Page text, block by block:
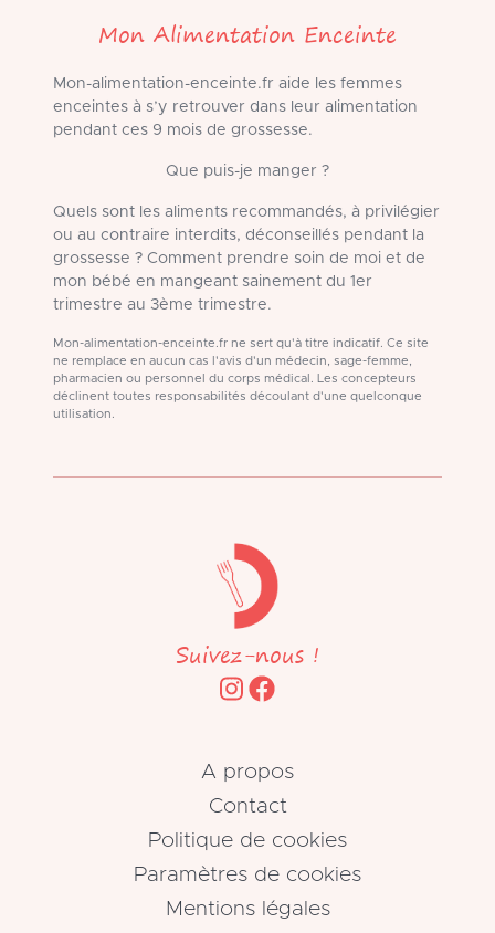
Mon Alimentation Enceinte
Mon-alimentation-enceinte.fr aide les femmes
enceintes à s’y retrouver dans leur alimentation
pendant ces 9 mois de grossesse.
Que puis-je manger ?
Quels sont les aliments recommandés, à privilégier
ou au contraire interdits, déconseillés pendant la
grossesse ? Comment prendre soin de moi et de
mon bébé en mangeant sainement du 1er
trimestre au 3ème trimestre.
Mon-alimentation-enceinte.fr ne sert qu'à titre indicatif. Ce site
ne remplace en aucun cas l'avis d'un médecin, sage-femme,
pharmacien ou personnel du corps médical. Les concepteurs
déclinent toutes responsabilités découlant d'une quelconque
utilisation.
Suivez-nous !
A propos
Contact
Politique de cookies
Paramètres de cookies
Mentions légales